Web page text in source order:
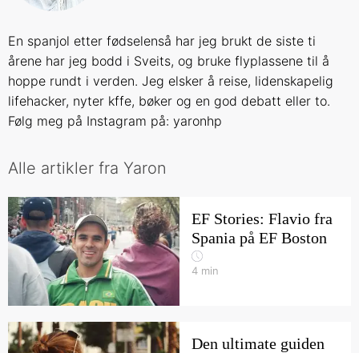
Bli en del av vårt team
En spanjol etter fødselenså har jeg brukt de siste ti
årene har jeg bodd i Sveits, og bruke flyplassene til å
hoppe rundt i verden. Jeg elsker å reise, lidenskapelig
lifehacker, nyter kffe, bøker og en god debatt eller to.
Følg meg på Instagram på: yaronhp
Alle artikler fra Yaron
EF Stories: Flavio fra
Spania på EF Boston
4 min
Den ultimate guiden